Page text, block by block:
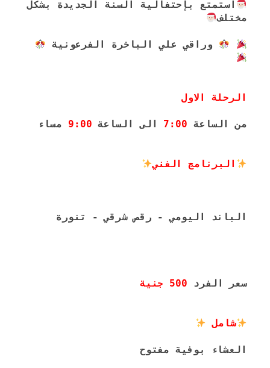
استمتع بإحتفالية السنة الجديدة بشكل
مختلف
وراقي علي الباخرة الفرعونية ‎
الرحلة الاول
من الساعة 7:00 الى الساعة 9:00 مساء
البرنامج الفني
الباند اليومي - رقص شرقي - تنورة
سعر الفرد 500 جنية
شامل
العشاء بوفية مفتوح